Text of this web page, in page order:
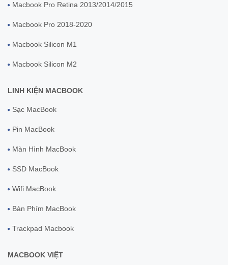
Macbook Pro Retina 2013/2014/2015
Macbook Pro 2018-2020
Macbook Silicon M1
Macbook Silicon M2
LINH KIỆN MACBOOK
Sạc MacBook
Pin MacBook
Màn Hình MacBook
SSD MacBook
Wifi MacBook
Bàn Phím MacBook
Trackpad Macbook
MACBOOK VIỆT